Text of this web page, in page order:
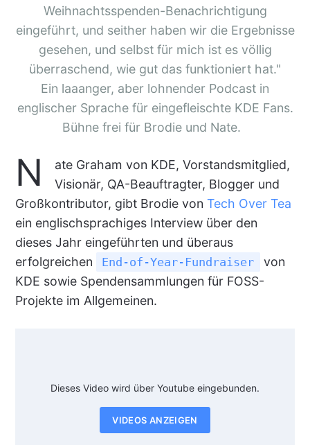
Weihnachtsspenden-Benachrichtigung
eingeführt, und seither haben wir die Ergebnisse
gesehen, und selbst für mich ist es völlig
überraschend, wie gut das funktioniert hat."
Ein laaanger, aber lohnender Podcast in
englischer Sprache für eingefleischte KDE Fans.
Bühne frei für Brodie und Nate.
N
ate Graham von KDE, Vorstandsmitglied,
Visionär, QA-Beauftragter, Blogger und
Großkontributor, gibt Brodie von Tech Over Tea
ein englischsprachiges Interview über den
dieses Jahr eingeführten und überaus
erfolgreichen
End-of-Year-Fundraiser
von
KDE sowie Spendensammlungen für FOSS-
Projekte im Allgemeinen.
Dieses Video wird über Youtube eingebunden.
VIDEOS ANZEIGEN